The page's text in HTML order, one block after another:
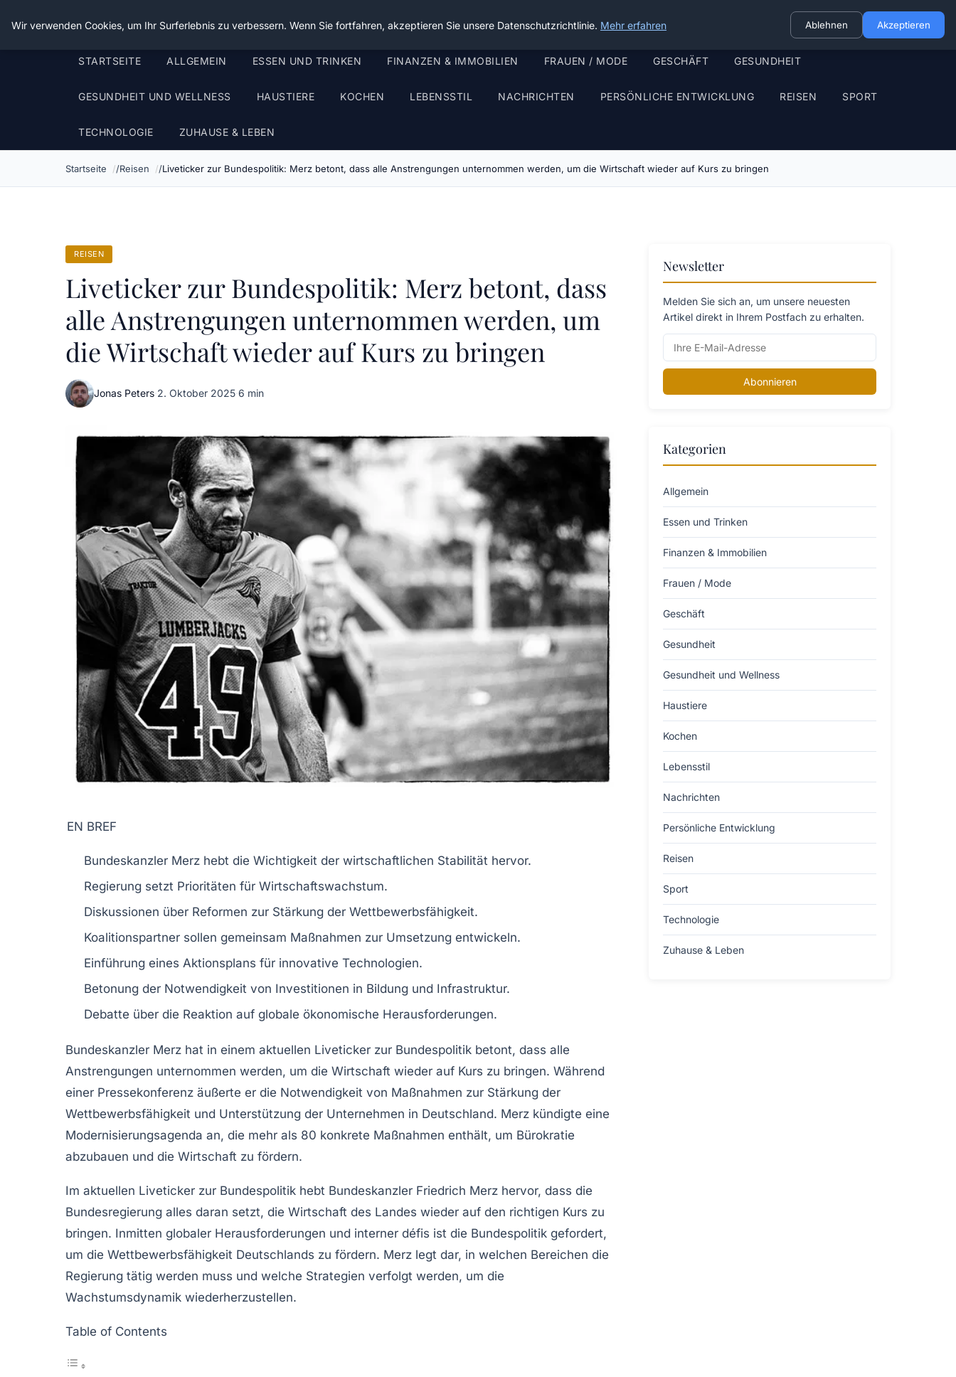
Die Schnitter
STARTSEITE ALLGEMEIN ESSEN UND TRINKEN FINANZEN & IMMOBILIEN FRAUEN / MODE GESCHÄFT GESUNDHEIT
GESUNDHEIT UND WELLNESS HAUSTIERE KOCHEN LEBENSSTIL NACHRICHTEN PERSÖNLICHE ENTWICKLUNG REISEN SPORT
TECHNOLOGIE ZUHAUSE & LEBEN
Startseite Reisen Liveticker zur Bundespolitik: Merz betont, dass alle Anstrengungen unternommen werden, um die Wirtschaft wieder auf Kurs zu bringen
REISEN
Liveticker zur Bundespolitik: Merz betont, dass
alle Anstrengungen unternommen werden, um
die Wirtschaft wieder auf Kurs zu bringen
Jonas Peters·2. Oktober 2025·6 min
EN BREF
Bundeskanzler Merz hebt die Wichtigkeit der wirtschaftlichen Stabilität hervor.
Regierung setzt Prioritäten für Wirtschaftswachstum.
Diskussionen über Reformen zur Stärkung der Wettbewerbsfähigkeit.
Koalitionspartner sollen gemeinsam Maßnahmen zur Umsetzung entwickeln.
Einführung eines Aktionsplans für innovative Technologien.
Betonung der Notwendigkeit von Investitionen in Bildung und Infrastruktur.
Debatte über die Reaktion auf globale ökonomische Herausforderungen.
Bundeskanzler Merz hat in einem aktuellen Liveticker zur Bundespolitik betont, dass alle
Anstrengungen unternommen werden, um die Wirtschaft wieder auf Kurs zu bringen. Während
einer Pressekonferenz äußerte er die Notwendigkeit von Maßnahmen zur Stärkung der
Wettbewerbsfähigkeit und Unterstützung der Unternehmen in Deutschland. Merz kündigte eine
Modernisierungsagenda an, die mehr als 80 konkrete Maßnahmen enthält, um Bürokratie
abzubauen und die Wirtschaft zu fördern.
Im aktuellen Liveticker zur Bundespolitik hebt Bundeskanzler Friedrich Merz hervor, dass die
Bundesregierung alles daran setzt, die Wirtschaft des Landes wieder auf den richtigen Kurs zu
bringen. Inmitten globaler Herausforderungen und interner défis ist die Bundespolitik gefordert,
um die Wettbewerbsfähigkeit Deutschlands zu fördern. Merz legt dar, in welchen Bereichen die
Regierung tätig werden muss und welche Strategien verfolgt werden, um die
Wachstumsdynamik wiederherzustellen.
Table of Contents
Newsletter
Melden Sie sich an, um unsere neuesten
Artikel direkt in Ihrem Postfach zu erhalten.
Abonnieren
Kategorien
Allgemein
Essen und Trinken
Finanzen & Immobilien
Frauen / Mode
Geschäft
Gesundheit
Gesundheit und Wellness
Haustiere
Kochen
Lebensstil
Nachrichten
Persönliche Entwicklung
Reisen
Sport
Technologie
Zuhause & Leben
Wir verwenden Cookies, um Ihr Surferlebnis zu verbessern. Wenn Sie fortfahren, akzeptieren Sie unsere Datenschutzrichtlinie. Mehr erfahren Ablehnen Akzeptieren